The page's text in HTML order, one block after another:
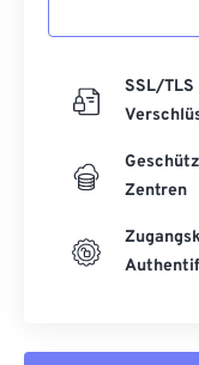
SSL/TLS
Zentren